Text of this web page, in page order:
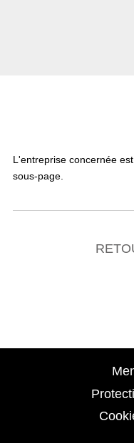
L'entreprise concernée
sous-page.